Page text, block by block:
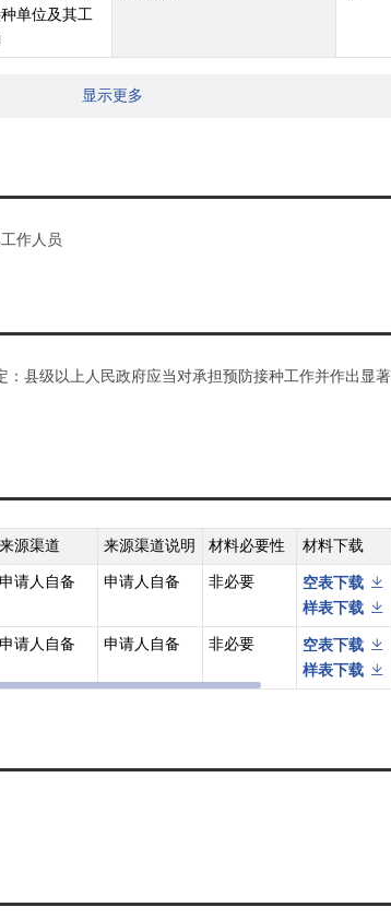
单位及其工
显示更多
作人员
：县级以上人民政府应当对承担预防接种工作并作出显
来源渠道 来源渠道说明 材料必要性 材料下载
申请人自备 申请人自备 非必要
空表下载
样表下载
申请人自备 申请人自备 非必要
空表下载
样表下载